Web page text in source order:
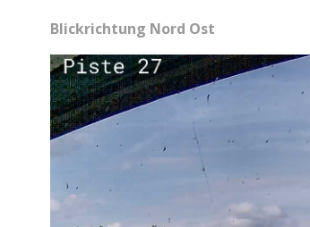
Blickrichtung Nord Ost